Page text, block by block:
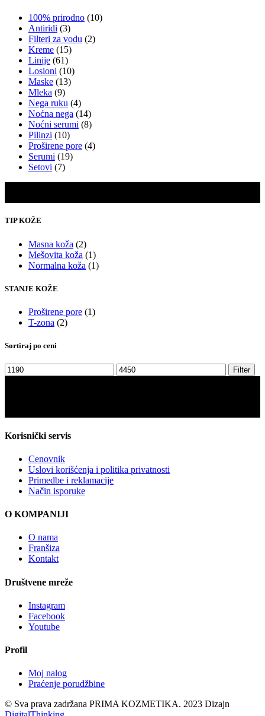
100% prirodno (10)
Antiridi (3)
Filteri za vodu (2)
Kreme (15)
Linije (61)
Losioni (10)
Maske (13)
Mleka (9)
Nega ruku (4)
Noćna nega (14)
Noćni serumi (8)
Pilinzi (10)
Proširene pore (4)
Serumi (19)
Setovi (7)
TIP KOŽE
Masna koža (2)
Mešovita koža (1)
Normalna koža (1)
STANJE KOŽE
Proširene pore (1)
T-zona (2)
Sortiraj po ceni
Minimalna
cena
Maksimalna
cena
Filter
Korisnički servis
Cenovnik
Uslovi korišćenja i politika privatnosti
Primedbe i reklamacije
Način isporuke
O KOMPANIJI
O nama
Franšiza
Kontakt
Društvene mreže
Instagram
Facebook
Youtube
Profil
Moj nalog
Praćenje porudžbine
© Sva prava zadržana PRIMA KOZMETIKA. 2023 Dizajn